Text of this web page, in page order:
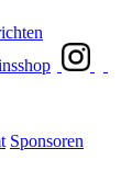
Sponsoren